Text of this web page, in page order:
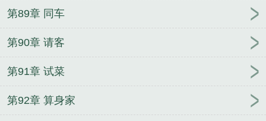
第89章 同车
第90章 请客
第91章 试菜
第92章 算身家